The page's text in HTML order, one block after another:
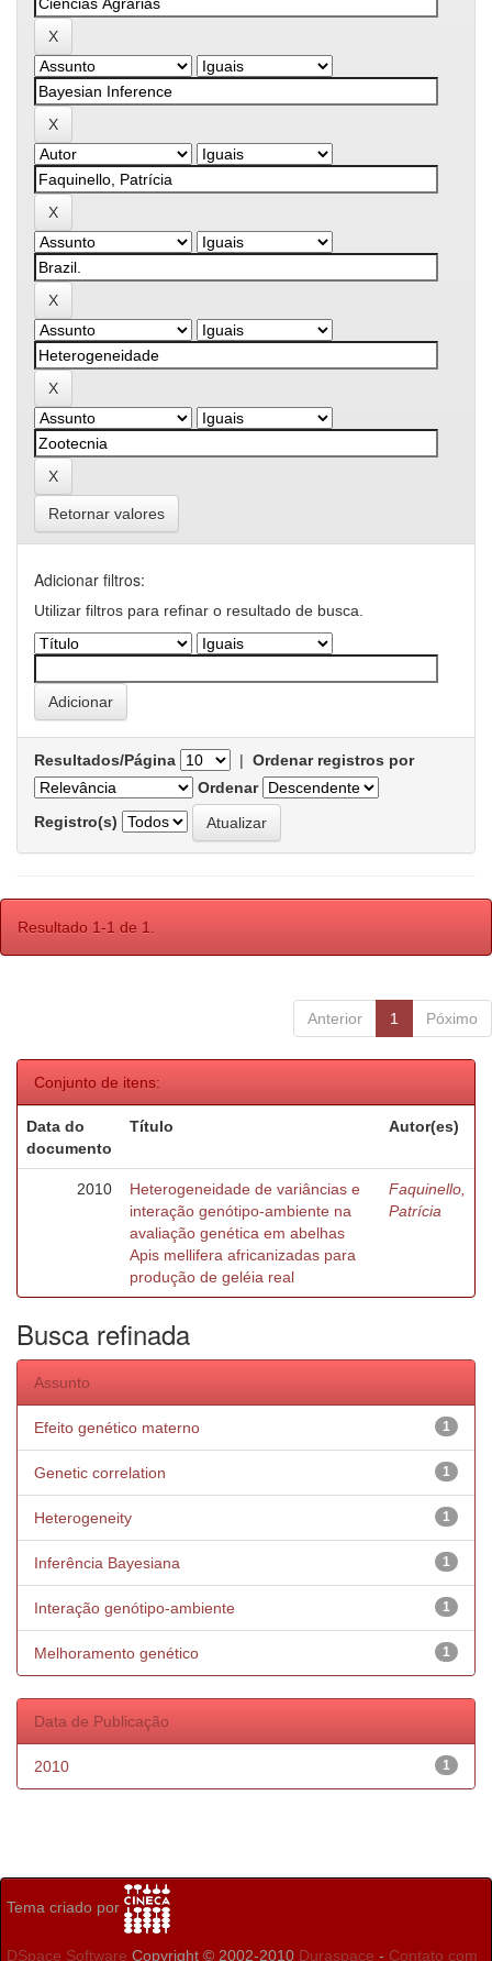
Retornar valores
Adicionar filtros:
Utilizar filtros para refinar o resultado de busca.
Resultados/Página | Ordenar registros por
Ordenar
Registro(s)
Resultado 1-1 de 1.
Anterior 1 Póximo
Conjunto de itens:
Data do
documento
Título Autor(es)
2010
Heterogeneidade de variâncias e
interação genótipo-ambiente na
avaliação genética em abelhas
Apis mellifera africanizadas para
produção de geléia real
Faquinello,
Patrícia
Busca refinada
Assunto
1
Efeito genético materno
1
Genetic correlation
1
Heterogeneity
1
Inferência Bayesiana
1
Interação genótipo-ambiente
1
Melhoramento genético
Data de Publicação
1
2010
Tema criado por
DSpace Software Copyright © 2002-2010 Duraspace - Contato com